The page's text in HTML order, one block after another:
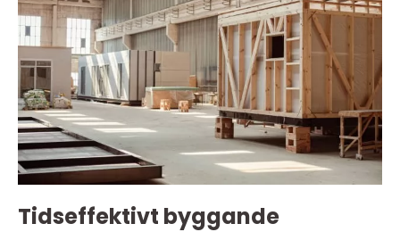
Tidseffektivt byggande